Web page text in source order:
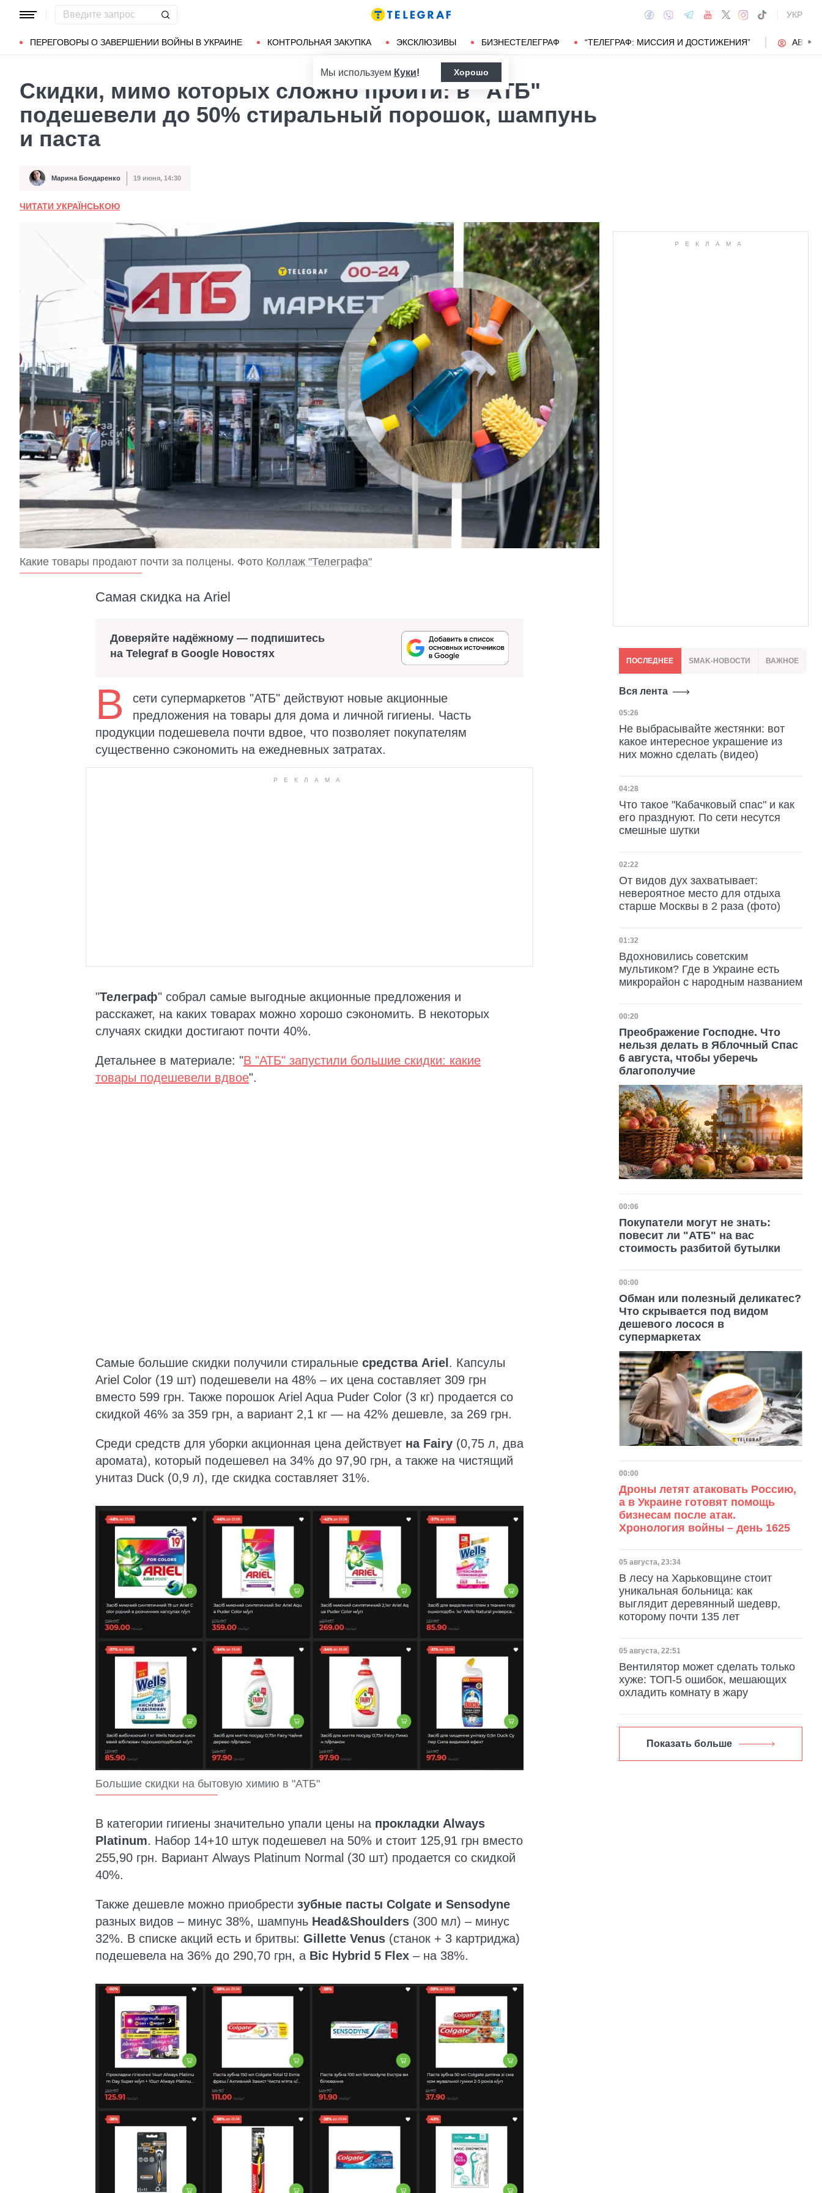
УКР
ПЕРЕГОВОРЫ О ЗАВЕРШЕНИИ ВОЙНЫ В УКРАИНЕ КОНТРОЛЬНАЯ ЗАКУПКА ЭКСКЛЮЗИВЫ БИЗНЕСТЕЛЕГРАФ “ТЕЛЕГРАФ: МИССИЯ И ДОСТИЖЕНИЯ”
Популярные запросы Мариуполь
Мы используем Куки! Хорошо
Скидки, мимо которых сложно пройти: в "АТБ"
подешевели до 50% стиральный порошок, шампунь
и паста
Автор Марина Бондаренко
Дата публикации 19 июня, 14:30
ЧИТАТИ УКРАЇНСЬКОЮ
Какие товары продают почти за полцены. Фото Коллаж "Телеграфа"
Самая скидка на Ariel
Доверяйте надёжному — подпишитесь
на Telegraf в Google Новостях
В
сети супермаркетов "АТБ" действуют новые акционные
предложения на товары для дома и личной гигиены. Часть
продукции подешевела почти вдвое, что позволяет покупателям
существенно сэкономить на ежедневных затратах.
"Телеграф" собрал самые выгодные акционные предложения и
расскажет, на каких товарах можно хорошо сэкономить. В некоторых
случаях скидки достигают почти 40%.
Детальнее в материале: "В "АТБ" запустили большие скидки: какие
товары подешевели вдвое".
Самые большие скидки получили стиральные средства Ariel . Капсулы
Ariel Color (19 шт) подешевели на 48% – их цена составляет 309 грн
вместо 599 грн. Также порошок Ariel Aqua Puder Color (3 кг) продается со
скидкой 46% за 359 грн, а вариант 2,1 кг — на 42% дешевле, за 269 грн.
Среди средств для уборки акционная цена действует на Fairy (0,75 л, два
аромата), который подешевел на 34% до 97,90 грн, а также на чистящий
унитаз Duck (0,9 л), где скидка составляет 31%.
Большие скидки на бытовую химию в "АТБ"
В категории гигиены значительно упали цены на прокладки Always
Platinum. Набор 14+10 штук подешевел на 50% и стоит 125,91 грн вместо
255,90 грн. Вариант Always Platinum Normal (30 шт) продается со скидкой
40%.
Также дешевле можно приобрести зубные пасты Colgate и Sensodyne
разных видов – минус 38%, шампунь Head&Shoulders (300 мл) – минус
32%. В списке акций есть и бритвы: Gillette Venus (станок + 3 картриджа)
подешевела на 36% до 290,70 грн, а Bic Hybrid 5 Flex – на 38%.
ПОСЛЕДНЕЕ SMAK-НОВОСТИ ВАЖНОЕ
Вся лента
Дата публикации
05:26
Не выбрасывайте жестянки: вот
какое интересное украшение из
них можно сделать (видео)
Дата публикации
04:28
Что такое "Кабачковый спас" и как
его празднуют. По сети несутся
смешные шутки
Дата публикации
02:22
От видов дух захватывает:
невероятное место для отдыха
старше Москвы в 2 раза (фото)
Дата публикации
01:32
Вдохновились советским
мультиком? Где в Украине есть
микрорайон с народным названием
Дата публикации
00:20
Преображение Господне. Что
нельзя делать в Яблочный Спас
6 августа, чтобы уберечь
благополучие
Дата публикации
00:06
Покупатели могут не знать:
повесит ли "АТБ" на вас
стоимость разбитой бутылки
Дата публикации
00:00
Обман или полезный деликатес?
Что скрывается под видом
дешевого лосося в
супермаркетах
Дата публикации
00:00
Дроны летят атаковать Россию,
а в Украине готовят помощь
бизнесам после атак.
Хронология войны – день 1625
Дата публикации
05 августа, 23:34
В лесу на Харьковщине стоит
уникальная больница: как
выглядит деревянный шедевр,
которому почти 135 лет
Дата публикации
05 августа, 22:51
Вентилятор может сделать только
хуже: ТОП-5 ошибок, мешающих
охладить комнату в жару
Показать больше